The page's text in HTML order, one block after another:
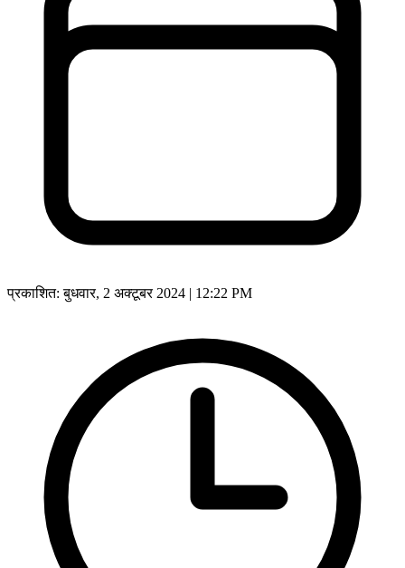
प्रकाशित:बुधवार, 2 अक्टूबर 2024 | 12:22 PM